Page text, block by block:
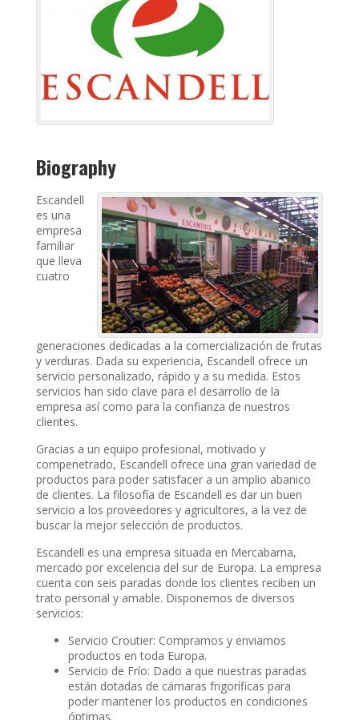
Biography
Escandell
es una
empresa
familiar
que lleva
cuatro
generaciones dedicadas a la comercialización de frutas
y verduras. Dada su experiencia, Escandell ofrece un
servicio personalizado, rápido y a su medida. Estos
servicios han sido clave para el desarrollo de la
empresa así como para la confianza de nuestros
clientes.
Gracias a un equipo profesional, motivado y
compenetrado, Escandell ofrece una gran variedad de
productos para poder satisfacer a un amplio abanico
de clientes. La filosofía de Escandell es dar un buen
servicio a los proveedores y agricultores, a la vez de
buscar la mejor selección de productos.
Escandell es una empresa situada en Mercabarna,
mercado por excelencia del sur de Europa. La empresa
cuenta con seis paradas donde los clientes reciben un
trato personal y amable. Disponemos de diversos
servicios:
Servicio Croutier: Compramos y enviamos
productos en toda Europa.
Servicio de Frío: Dado a que nuestras paradas
están dotadas de cámaras frigoríficas para
poder mantener los productos en condiciones
óptimas.